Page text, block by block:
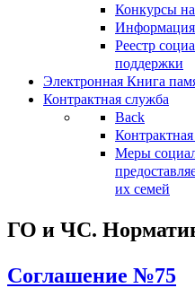
Конкурсы
Информация
Реестр
поддержки
Электронная Книга
Контрактная служба
Back
Меры
их семей
ГО и ЧС.
Соглашение №75